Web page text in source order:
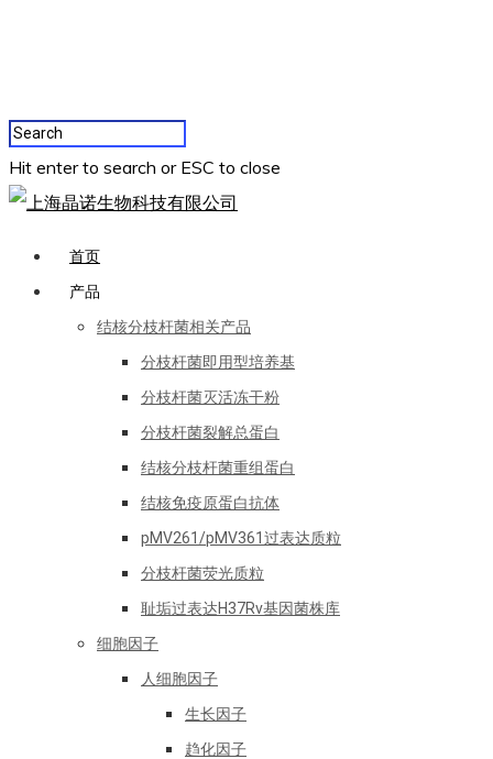
Hit enter to search or ESC to close
首页
产品
结核分枝杆菌相关产品
分枝杆菌即用型培养基
分枝杆菌灭活冻干粉
分枝杆菌裂解总蛋白
结核分枝杆菌重组蛋白
结核免疫原蛋白抗体
pMV261/pMV361过表达质粒
分枝杆菌荧光质粒
耻垢过表达H37Rv基因菌株库
细胞因子
人细胞因子
生长因子
趋化因子